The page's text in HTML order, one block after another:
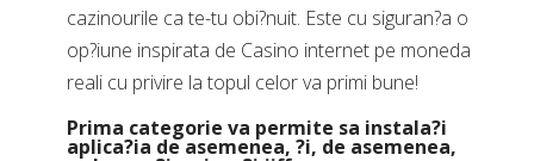
cazinourile ca te-tu obi?nuit. Este cu siguran?a o
op?iune inspirata de Casino internet pe moneda
reali cu privire la topul celor va primi bune!
Prima categorie va permite sa instala?i
aplica?ia de asemenea, ?i, de asemenea,